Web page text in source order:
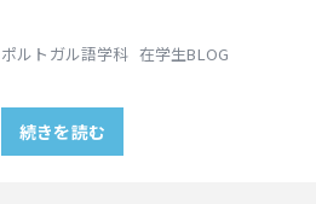
ポルトガル語学科 在学生BLOG
続きを読む